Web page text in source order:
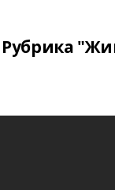
Рубрика